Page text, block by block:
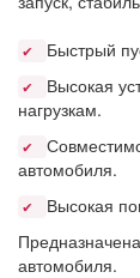
✔ Быстрый
✔
Высокая
нагрузкам.
✔
автомобиля.
✔
Высокая
автомобиля.